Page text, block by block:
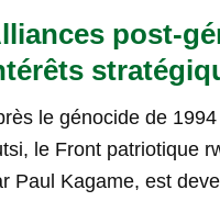
post-
le génocide de
le Front patriotique
Paul Kagame, est